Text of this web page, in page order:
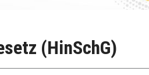
(HinSchG)